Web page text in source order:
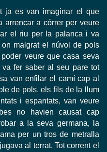
ja es van imaginar el que
arrencar a córrer per veure
el riu per la palanca i va
malgrat el núvol de pols
veure que casa seva
fer saber al seu pare tot
van enfilar el camí cap al
de pols, els fils de la llum
i espantats, van veure
no havien causat cap
a la seva germana, la
per un tros de metralla
al terrat. Tot corrent el